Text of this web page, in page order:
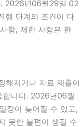
. 2026년06월29일 02
행 단계의 조건이 다
항, 제한 사항은 한
해지거나 자료 제출이
합니다. 2026년06월
정이 늦어질 수 있고,
못한 불편이 생길 수